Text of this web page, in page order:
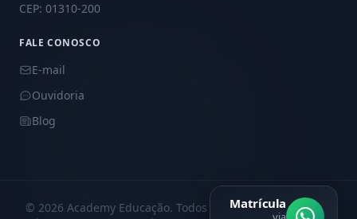
CEP: 01310-200
FALE CONOSCO
E-mail
Ouvidoria
Blog
© 2026 Academy Educação. Todos os direitos reservados.
Matrícula